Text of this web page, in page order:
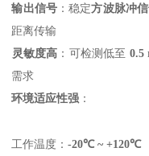
输出信号‌：稳定‌方波脉冲
距离传输
灵敏度高 ‌：可检测低至 ‌ 0.5
需求
环境适应性强 ‌：
工作温度：‌-20℃ ~ +120℃